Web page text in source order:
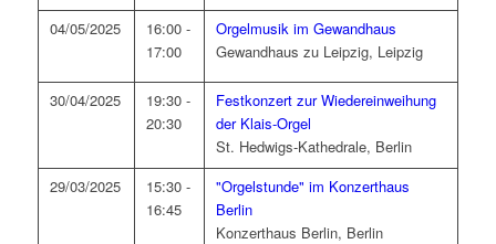
04/05/2025
16:00 -
17:00
Orgelmusik im Gewandhaus
Gewandhaus zu Leipzig, Leipzig
30/04/2025
19:30 -
20:30
Festkonzert zur Wiedereinweihung
der Klais-Orgel
St. Hedwigs-Kathedrale, Berlin
29/03/2025
15:30 -
16:45
"Orgelstunde" im Konzerthaus
Berlin
Konzerthaus Berlin, Berlin